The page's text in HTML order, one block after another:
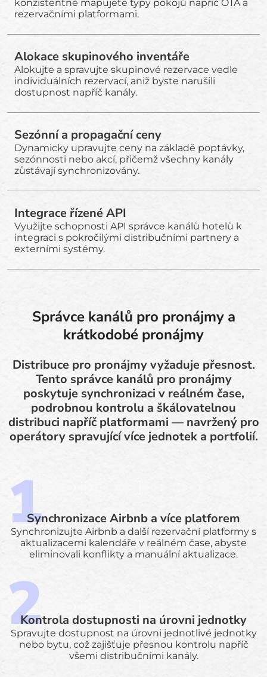
konzistentně mapujete typy pokojů napříč OTA a
rezervačními platformami.
Alokace skupinového inventáře
Alokujte a spravujte skupinové rezervace vedle
individuálních rezervací, aniž byste narušili
dostupnost napříč kanály.
Sezónní a propagační ceny
Dynamicky upravujte ceny na základě poptávky,
sezónnosti nebo akcí, přičemž všechny kanály
zůstávají synchronizovány.
Integrace řízené API
Využijte schopnosti API správce kanálů hotelů k
integraci s pokročilými distribučními partnery a
externími systémy.
Správce kanálů pro pronájmy a
krátkodobé pronájmy
Distribuce pro pronájmy vyžaduje přesnost.
Tento správce kanálů pro pronájmy
poskytuje synchronizaci v reálném čase,
podrobnou kontrolu a škálovatelnou
distribuci napříč platformami — navržený pro
operátory spravující více jednotek a portfolií.
Synchronizace Airbnb a více platforem
Synchronizujte Airbnb a další rezervační platformy s
aktualizacemi kalendáře v reálném čase, abyste
eliminovali konflikty a manuální aktualizace.
Kontrola dostupnosti na úrovni jednotky
Spravujte dostupnost na úrovni jednotlivé jednotky
nebo bytu, což zajišťuje přesnou kontrolu napříč
všemi distribučními kanály.